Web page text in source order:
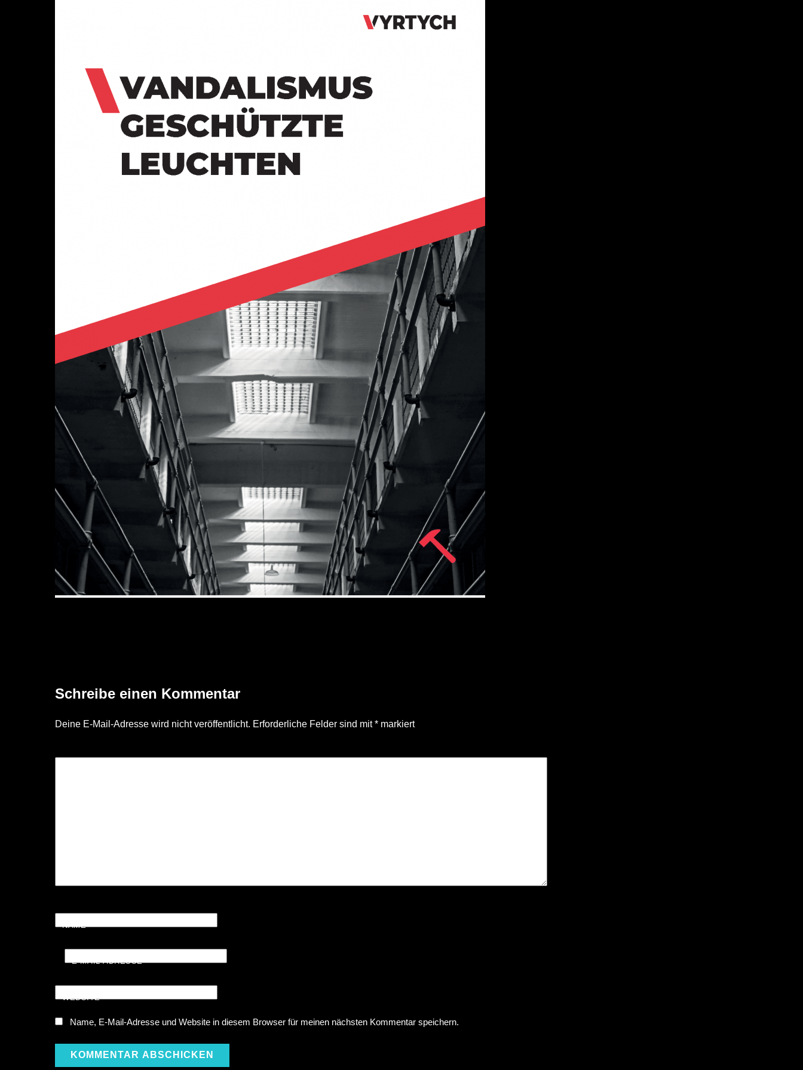
Schreibe einen Kommentar
Deine E-Mail-Adresse wird nicht veröffentlicht. Erforderliche Felder sind mit* markiert
NAME*
E-MAIL-ADRESSE*
WEBSITE
Name, E-Mail-Adresse und Website in diesem Browser für meinen nächsten Kommentar speichern.